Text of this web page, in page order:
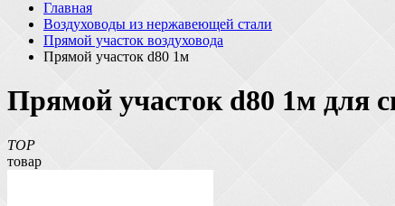
Главная
Воздуховоды из нержавеющей стали
Прямой участок воздуховода
Прямой участок d80 1м
Прямой участок d80 1м для
TOP
товар